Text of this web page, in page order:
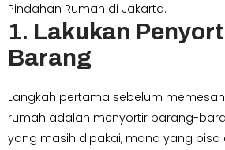
Pindahan Rumah di Jakarta.
1. Lakukan
Barang
Langkah pertama sebelum
rumah adalah menyortir barang-
yang masih dipakai, mana yang bisa